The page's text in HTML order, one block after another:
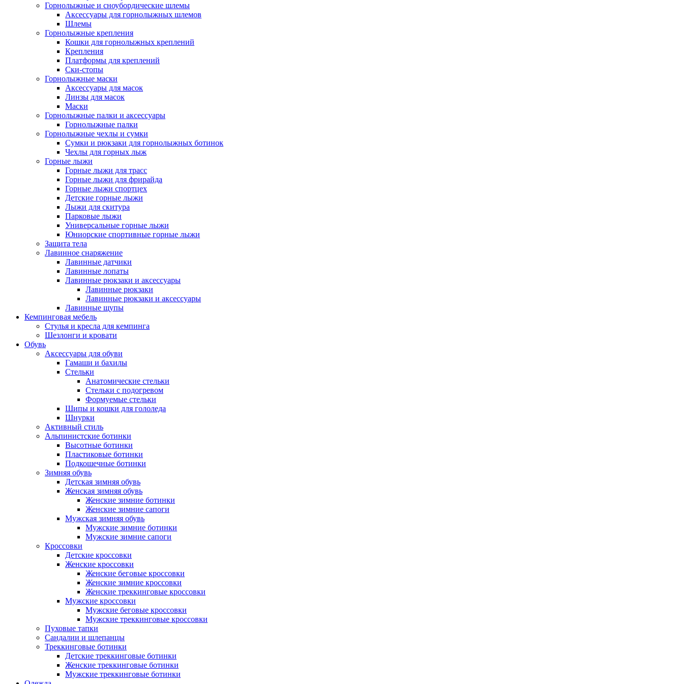
Горнолыжные и сноубордические шлемы
Аксессуары для горнолыжных шлемов
Шлемы
Горнолыжные крепления
Кошки для горнолыжных креплений
Крепления
Платформы для креплений
Ски-стопы
Горнолыжные маски
Аксессуары для масок
Линзы для масок
Маски
Горнолыжные палки и аксессуары
Горнолыжные палки
Горнолыжные чехлы и сумки
Сумки и рюкзаки для горнолыжных ботинок
Чехлы для горных лыж
Горные лыжи
Горные лыжи для трасс
Горные лыжи для фрирайда
Горные лыжи спортцех
Детские горные лыжи
Лыжи для скитура
Парковые лыжи
Универсальные горные лыжи
Юниорские спортивные горные лыжи
Защита тела
Лавинное снаряжение
Лавинные датчики
Лавинные лопаты
Лавинные рюкзаки и аксессуары
Лавинные рюкзаки
Лавинные рюкзаки и аксессуары
Лавинные щупы
Кемпинговая мебель
Стулья и кресла для кемпинга
Шезлонги и кровати
Обувь
Аксессуары для обуви
Гамаши и бахилы
Стельки
Анатомические стельки
Стельки с подогревом
Формуемые стельки
Шипы и кошки для гололеда
Шнурки
Активный стиль
Альпинистские ботинки
Высотные ботинки
Пластиковые ботинки
Подкошечные ботинки
Зимняя обувь
Детская зимняя обувь
Женская зимняя обувь
Женские зимние ботинки
Женские зимние сапоги
Мужская зимняя обувь
Мужские зимние ботинки
Мужские зимние сапоги
Кроссовки
Детские кроссовки
Женские кроссовки
Женские беговые кроссовки
Женские зимние кроссовки
Женские треккинговые кроссовки
Мужские кроссовки
Мужские беговые кроссовки
Мужские треккинговые кроссовки
Пуховые тапки
Сандалии и шлепанцы
Треккинговые ботинки
Детские треккинговые ботинки
Женские треккинговые ботинки
Мужские треккинговые ботинки